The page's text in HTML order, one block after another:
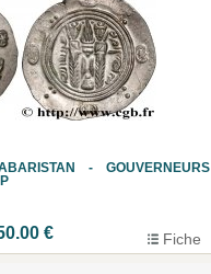
- GOUVERNEURS
€ Fiche